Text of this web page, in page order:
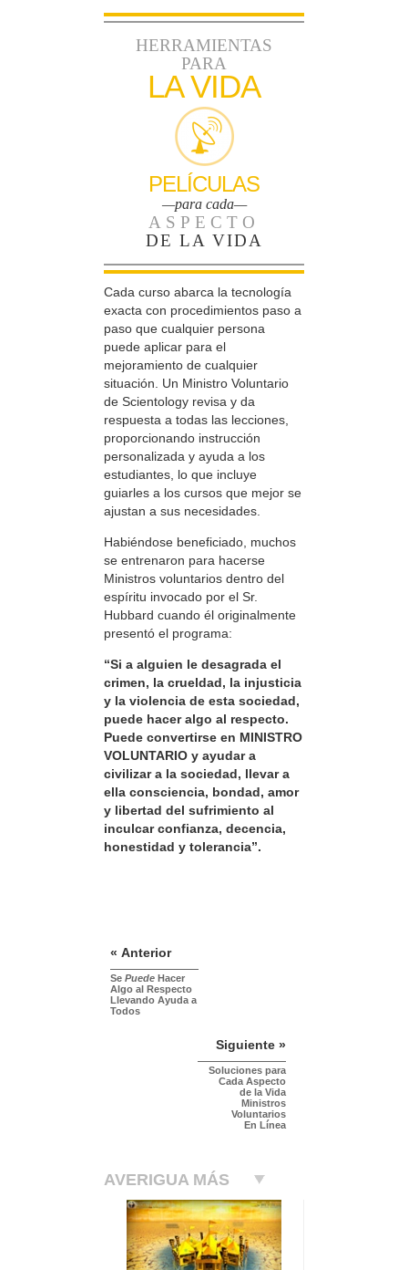
HERRAMIENTAS
PARA
LA VIDA
PELÍCULAS
—para cada—
ASPECTO
DE LA VIDA
Cada curso abarca la tecnología
exacta con procedimientos paso a
paso que cualquier persona
puede aplicar para el
mejoramiento de cualquier
situación. Un Ministro Voluntario
de Scientology revisa y da
respuesta a todas las lecciones,
proporcionando instrucción
personalizada y ayuda a los
estudiantes, lo que incluye
guiarles a los cursos que mejor se
ajustan a sus necesidades.
Habiéndose beneficiado, muchos
se entrenaron para hacerse
Ministros voluntarios dentro del
espíritu invocado por el Sr.
Hubbard cuando él originalmente
presentó el programa:
“Si a alguien le desagrada el
crimen, la crueldad, la injusticia
y la violencia de esta sociedad,
puede hacer algo al respecto.
Puede convertirse en MINISTRO
VOLUNTARIO y ayudar a
civilizar a la sociedad, llevar a
ella consciencia, bondad, amor
y libertad del sufrimiento al
inculcar confianza, decencia,
honestidad y tolerancia”.
« Anterior
Se Puede Hacer
Algo al Respecto
Llevando Ayuda a
Todos
Siguiente »
Soluciones para
Cada Aspecto
de la Vida
Ministros
Voluntarios
En Línea
AVERIGUA MÁS